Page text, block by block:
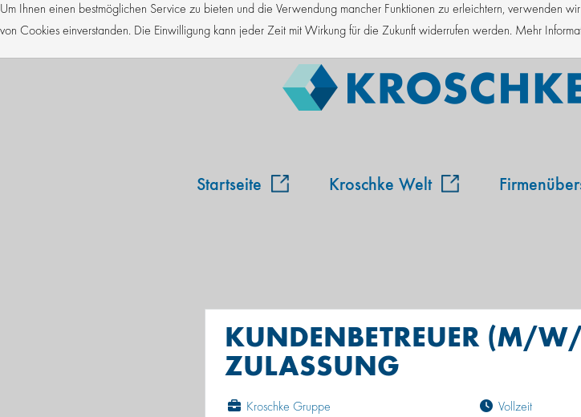
Um Ihnen einen bestmöglichen Service zu bieten und die Verwendung mancher Funktionen zu erleichtern, verwenden
von Cookies einverstanden. Die Einwilligung kann jeder Zeit mit Wirkung für die Zukunft widerrufen werden. Mehr
Startseite Kroschke Welt
KUNDENBETREUER (M/
ZULASSUNG
Kroschke Gruppe
Vollzeit